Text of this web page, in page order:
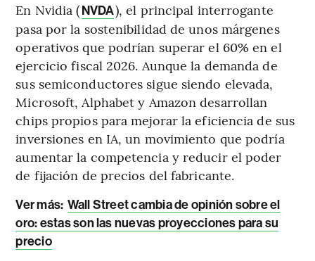
En Nvidia (NVDA), el principal interrogante
pasa por la sostenibilidad de unos márgenes
operativos que podrían superar el 60% en el
ejercicio fiscal 2026. Aunque la demanda de
sus semiconductores sigue siendo elevada,
Microsoft, Alphabet y Amazon desarrollan
chips propios para mejorar la eficiencia de sus
inversiones en IA, un movimiento que podría
aumentar la competencia y reducir el poder
de fijación de precios del fabricante.
Ver más: Wall Street cambia de opinión sobre el
oro: estas son las nuevas proyecciones para su
precio